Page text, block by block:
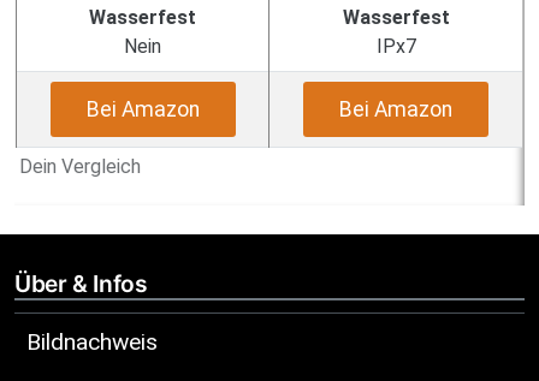
Dein Vergleich
Wasserfest
Nein
Wasserfest
IPx7
Bei Amazon Bei Amazon
Über & Infos
Bildnachweis